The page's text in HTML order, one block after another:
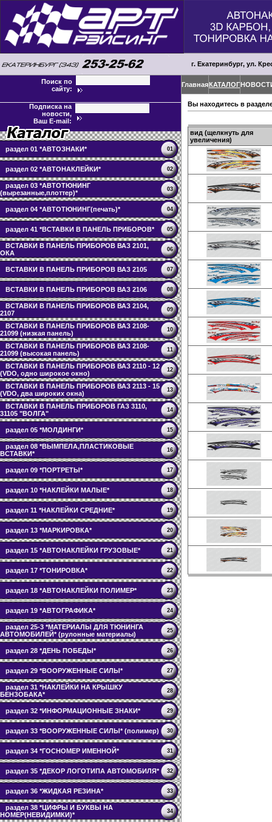
г. Екатеринбург, ул.
Поиск по
сайту:
Подписка на
новости,
Ваш E-mail:
раздел 01 *АВТОЗНАКИ* 01
раздел 02 *АВТОНАКЛЕЙКИ* 02
раздел 03 *АВТОТЮНИНГ
(вырезанные,плоттер)*
03
раздел 04 *АВТОТЮНИНГ(печать)* 04
раздел 41 *ВСТАВКИ В ПАНЕЛЬ ПРИБОРОВ* 05
ВСТАВКИ В ПАНЕЛЬ ПРИБОРОВ ВАЗ 2101,
ОКА
06
ВСТАВКИ В ПАНЕЛЬ ПРИБОРОВ ВАЗ 2105 07
ВСТАВКИ В ПАНЕЛЬ ПРИБОРОВ ВАЗ 2106 08
ВСТАВКИ В ПАНЕЛЬ ПРИБОРОВ ВАЗ 2104,
2107
09
ВСТАВКИ В ПАНЕЛЬ ПРИБОРОВ ВАЗ 2108-
21099 (низкая панель)
10
ВСТАВКИ В ПАНЕЛЬ ПРИБОРОВ ВАЗ 2108-
21099 (высокая панель)
11
ВСТАВКИ В ПАНЕЛЬ ПРИБОРОВ ВАЗ 2110 - 12
(VDO, одно широкое окно)
12
ВСТАВКИ В ПАНЕЛЬ ПРИБОРОВ ВАЗ 2113 - 15
(VDO, два широких окна)
13
ВСТАВКИ В ПАНЕЛЬ ПРИБОРОВ ГАЗ 3110,
31105 "ВОЛГА"
14
раздел 05 *МОЛДИНГИ* 15
раздел 08 *ВЫМПЕЛА,ПЛАСТИКОВЫЕ
ВСТАВКИ*
16
раздел 09 *ПОРТРЕТЫ* 17
раздел 10 *НАКЛЕЙКИ МАЛЫЕ* 18
раздел 11 *НАКЛЕЙКИ СРЕДНИЕ* 19
раздел 13 *МАРКИРОВКА* 20
раздел 15 *АВТОНАКЛЕЙКИ ГРУЗОВЫЕ* 21
раздел 17 *ТОНИРОВКА* 22
раздел 18 *АВТОНАКЛЕЙКИ ПОЛИМЕР* 23
раздел 19 *АВТОГРАФИКА* 24
раздел 25-3 *МАТЕРИАЛЫ ДЛЯ ТЮНИНГА
АВТОМОБИЛЕЙ* (рулонные материалы)
25
раздел 28 *ДЕНЬ ПОБЕДЫ* 26
раздел 29 *ВООРУЖЕННЫЕ СИЛЫ* 27
раздел 31 *НАКЛЕЙКИ НА КРЫШКУ
БЕНЗОБАКА*
28
раздел 32 *ИНФОРМАЦИОННЫЕ ЗНАКИ* 29
раздел 33 *ВООРУЖЕННЫЕ СИЛЫ* (полимер) 30
раздел 34 *ГОСНОМЕР ИМЕННОЙ* 31
раздел 35 *ДЕКОР ЛОГОТИПА АВТОМОБИЛЯ* 32
раздел 36 *ЖИДКАЯ РЕЗИНА* 33
раздел 38 *ЦИФРЫ И БУКВЫ НА
НОМЕР(НЕВИДИМКИ)*
34
ГлавнаяКАТАЛОГ
Вы находитесь в
вид (щелкнуть для
увеличения)